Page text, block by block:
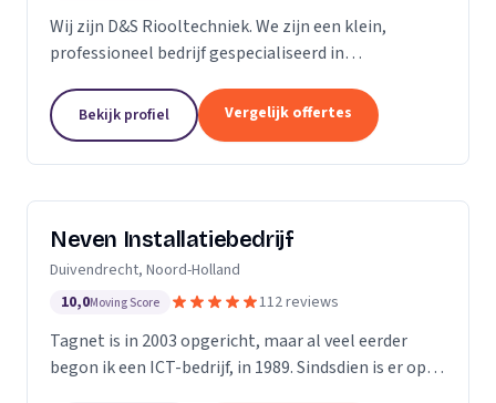
Wij zijn D&S Riooltechniek. We zijn een klein,
professioneel bedrijf gespecialiseerd in
klanten zo goed en zo snel mogelijk van dienst te
kunnen zijn....
Bekijk profiel Vergelijk offertes
Neven Installatiebedrijf
Duivendrecht, Noord-Holland
10,0Moving Score 112 reviews
Tagnet is in 2003 opgericht, maar al veel eerder
begon ik een ICT-bedrijf, in 1989. Sindsdien is er op